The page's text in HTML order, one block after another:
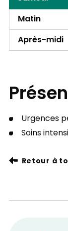
Matin
Après-midi
Urgences
Soins
Retour à